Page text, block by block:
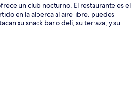
un club nocturno. El restaurante es el
en la alberca al aire libre, puedes
su snack bar o deli, su terraza, y su